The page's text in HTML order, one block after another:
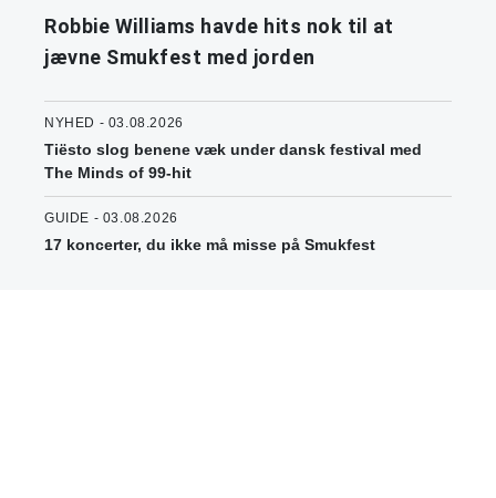
Robbie Williams havde hits nok til at
jævne Smukfest med jorden
NYHED - 03.08.2026
Tiësto slog benene væk under dansk festival med
The Minds of 99-hit
GUIDE - 03.08.2026
17 koncerter, du ikke må misse på Smukfest